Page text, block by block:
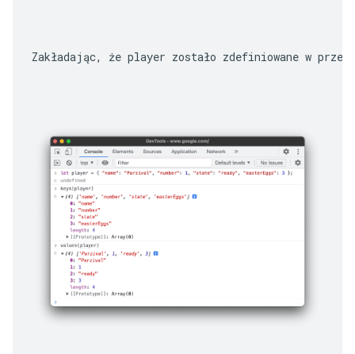
Zakładając, że player zostało zdefiniowane w